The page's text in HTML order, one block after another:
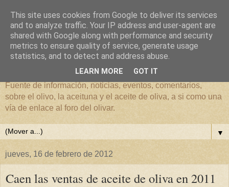
El mundo del Olivar
Fuente de información, noticias, eventos, comentarios,
sobre el olivo, la aceituna y el aceite de oliva, a si como una
vía de enlace al foro del olivar.
▼
jueves, 16 de febrero de 2012
Caen las ventas de aceite de oliva en 2011
This site uses cookies from Google to deliver its services
and to analyze traffic. Your IP address and user-agent are
shared with Google along with performance and security
metrics to ensure quality of service, generate usage
statistics, and to detect and address abuse.
LEARN MORE GOT IT